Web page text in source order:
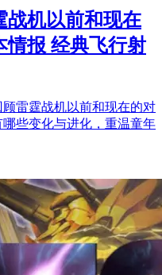
战机以前和现在
情报 经典飞行射
雷霆战机以前和现在的对
些变化与进化，重温童年